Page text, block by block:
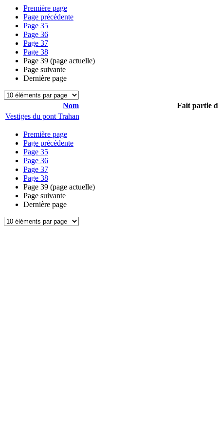
Première page
Page précédente
Page 35
Page 36
Page 37
Page 38
Page 39 (page actuelle)
Page suivante
Dernière page
Nom
Fait partie
Vestiges du pont Trahan
Première page
Page précédente
Page 35
Page 36
Page 37
Page 38
Page 39 (page actuelle)
Page suivante
Dernière page